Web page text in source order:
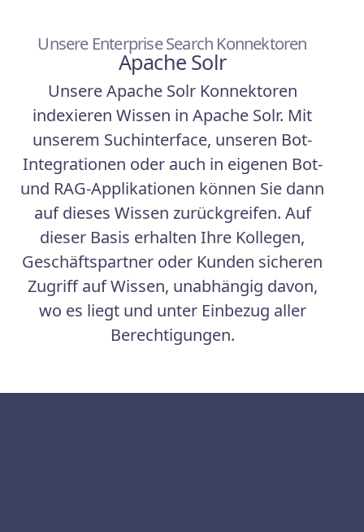
Unsere Enterprise Search Konnektoren
Apache Solr
Unsere Apache Solr Konnektoren
indexieren Wissen in Apache Solr. Mit
unserem Suchinterface, unseren Bot-
Integrationen oder auch in eigenen Bot-
und RAG-Applikationen können Sie dann
auf dieses Wissen zurückgreifen. Auf
dieser Basis erhalten Ihre Kollegen,
Geschäftspartner oder Kunden sicheren
Zugriff auf Wissen, unabhängig davon,
wo es liegt und unter Einbezug aller
Berechtigungen.